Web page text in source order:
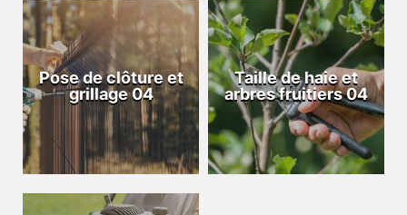
Pose de clôture et
grillage 04
Taille de haie et
arbres fruitiers 04